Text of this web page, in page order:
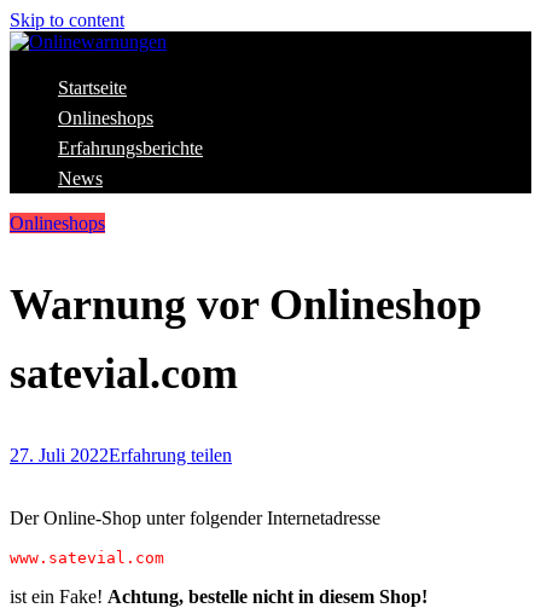
Skip to content
Onlinewarnungen
Aktuelle Warnungen vor Gefahren im Internet
Startseite
Onlineshops
Erfahrungsberichte
News
Onlineshops
Warnung vor Onlineshop
satevial.com
27. Juli 2022Erfahrung teilen
Der Online-Shop unter folgender Internetadresse
www.satevial.com
ist ein Fake! Achtung, bestelle nicht in diesem Shop!